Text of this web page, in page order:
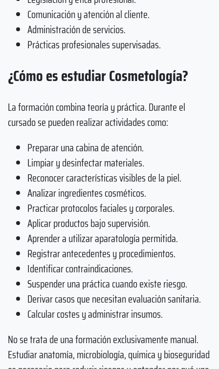
Comunicación y atención al cliente.
Administración de servicios.
Prácticas profesionales supervisadas.
¿Cómo es estudiar Cosmetología?
La formación combina teoría y práctica. Durante el
cursado se pueden realizar actividades como:
Preparar una cabina de atención.
Limpiar y desinfectar materiales.
Reconocer características visibles de la piel.
Analizar ingredientes cosméticos.
Practicar protocolos faciales y corporales.
Aplicar productos bajo supervisión.
Aprender a utilizar aparatología permitida.
Registrar antecedentes y procedimientos.
Identificar contraindicaciones.
Suspender una práctica cuando existe riesgo.
Derivar casos que necesitan evaluación sanitaria.
Calcular costes y administrar insumos.
No se trata de una formación exclusivamente manual.
Estudiar anatomía, microbiología, química y bioseguridad